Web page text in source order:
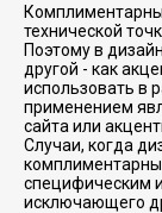
технической
Поэтому в
другой - как
использовать в
применением
сайта или
Случаи, когда
специфическим
исключающего